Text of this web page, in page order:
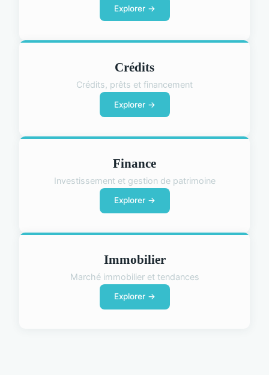
Explorer →
Crédits
Crédits, prêts et financement
Explorer →
Finance
Investissement et gestion de patrimoine
Explorer →
Immobilier
Marché immobilier et tendances
Explorer →